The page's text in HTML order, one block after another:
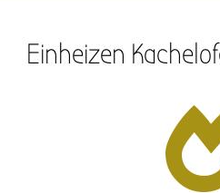
Einheizen